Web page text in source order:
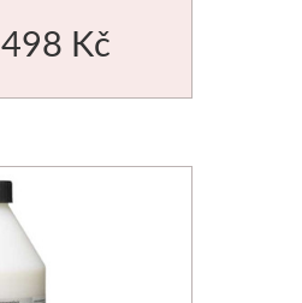
498 Kč